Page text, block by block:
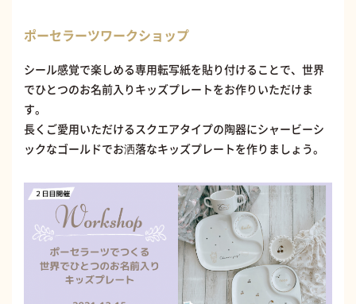
ポーセラーツワークショップ
シール感覚で楽しめる専用転写紙を貼り付けることで、世界
でひとつのお名前入りキッズプレートをお作りいただけま
す。
長くご愛用いただけるスクエアタイプの陶器にシャービーシ
ックなゴールドでお洒落なキッズプレートを作りましょう。